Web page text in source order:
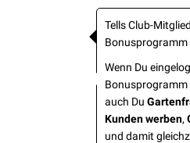
Tells Club-
Bonusprogramm
Wenn Du
auch Du
Kunden werben,
und damit